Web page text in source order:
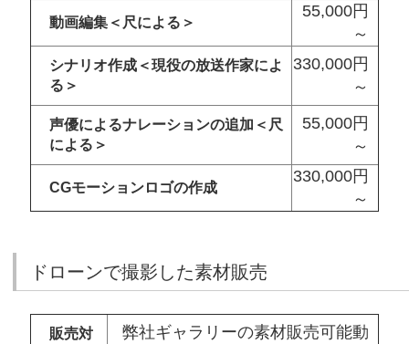
動画編集＜尺による＞
55,000円
～
シナリオ作成＜現役の放送作家によ
る＞
330,000円
～
声優によるナレーションの追加＜尺
による＞
55,000円
～
CGモーションロゴの作成
330,000円
～
ドローンで撮影した素材販売
販売対
弊社ギャラリーの素材販売可能動